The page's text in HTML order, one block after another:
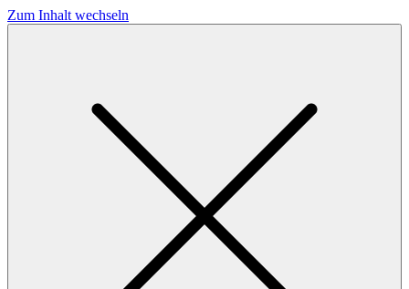
Zum Inhalt wechseln